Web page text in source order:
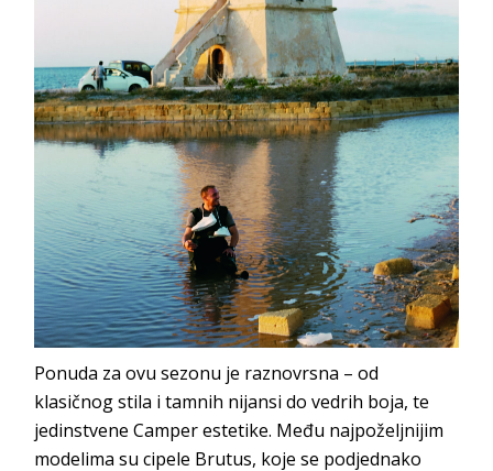
Ponuda za ovu sezonu je raznovrsna – od
klasičnog stila i tamnih nijansi do vedrih boja, te
jedinstvene Camper estetike. Među najpoželjnijim
modelima su cipele Brutus, koje se podjednako